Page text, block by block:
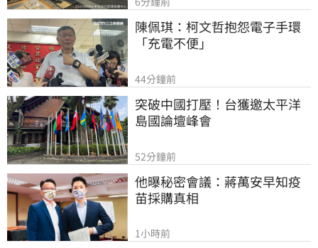
陳佩琪：柯文哲抱怨電子手環
「充電不便」
44分鐘前
突破中國打壓！台獲邀太平洋
島國論壇峰會
52分鐘前
他曝秘密會議：蔣萬安早知疫
苗採購真相
1小時前